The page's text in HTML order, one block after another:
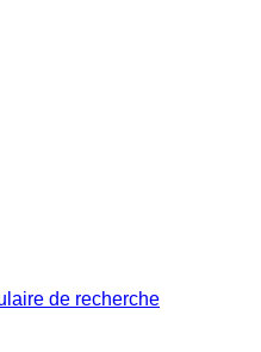
de recherche